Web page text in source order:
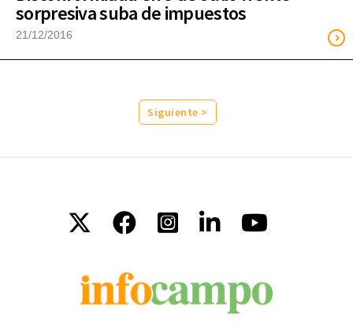
sorpresiva suba de impuestos
21/12/2016
Siguiente >